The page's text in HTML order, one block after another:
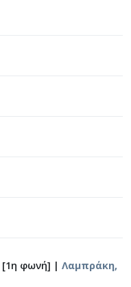
[1η φωνή] | Λαμπράκη,